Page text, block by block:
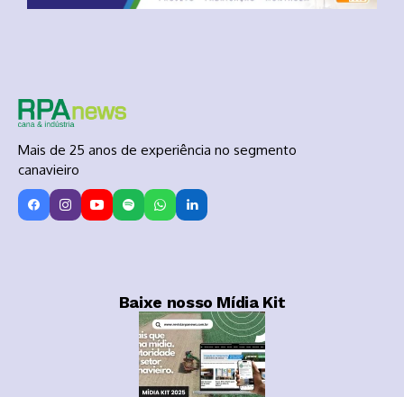
Mais de 25 anos de experiência no segmento
canavieiro
Baixe nosso Mídia Kit